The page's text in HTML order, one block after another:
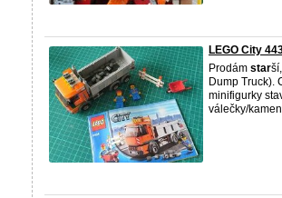
LEGO City
Prodám star
Dump Truck).
minifigurky
válečky/